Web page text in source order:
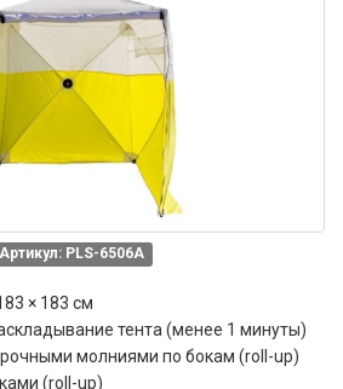
Артикул: PLS-6506А
× 183 см
тента (менее 1 минуты)
молниями по бокам (roll-up)
(roll-up)